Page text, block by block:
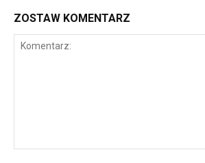
ZOSTAW KOMENTARZ